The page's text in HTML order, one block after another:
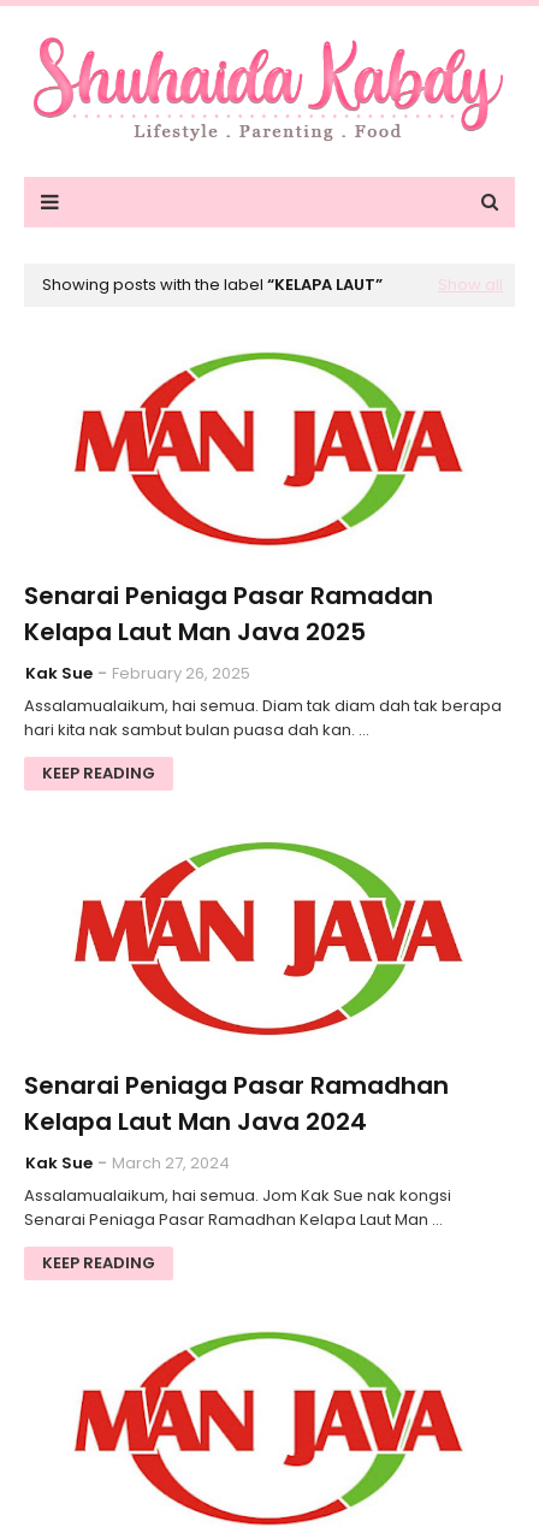
Showing posts with the label KELAPA LAUT Show all
Senarai Peniaga Pasar Ramadan
Kelapa Laut Man Java 2025
Kak Sue
February 26, 2025
Assalamualaikum, hai semua. Diam tak diam dah tak berapa
hari kita nak sambut bulan puasa dah kan. …
KEEP READING
Senarai Peniaga Pasar Ramadhan
Kelapa Laut Man Java 2024
Kak Sue
March 27, 2024
Assalamualaikum, hai semua. Jom Kak Sue nak kongsi
Senarai Peniaga Pasar Ramadhan Kelapa Laut Man …
KEEP READING